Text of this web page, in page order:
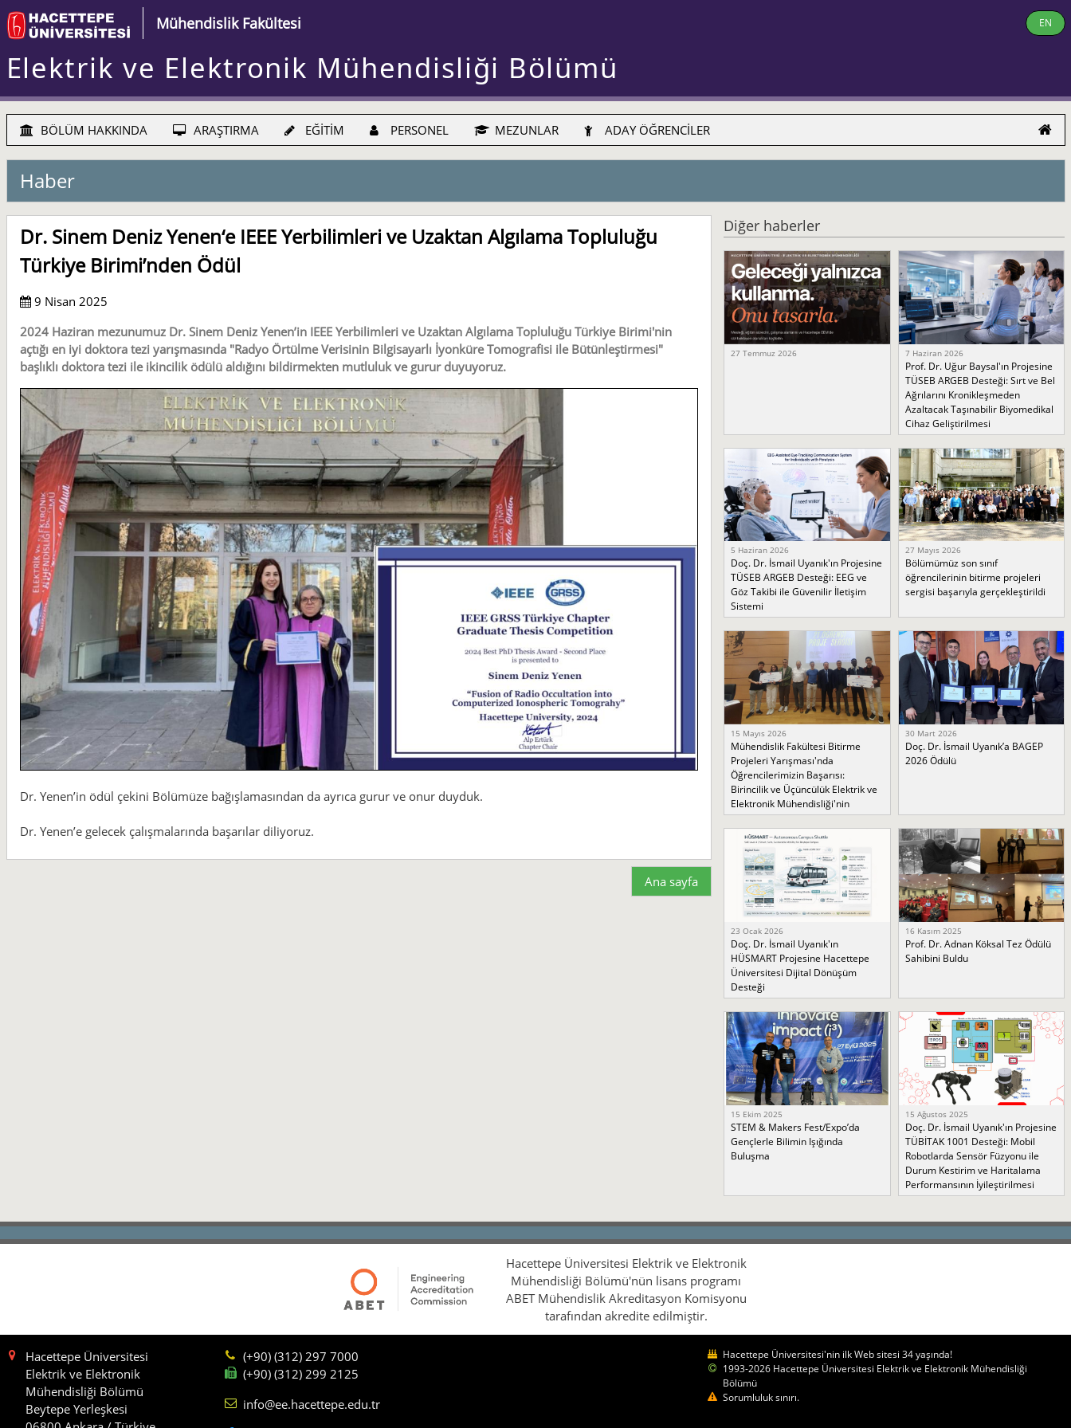
Mühendislik Fakültesi EN
Elektrik ve Elektronik Mühendisliği Bölümü
BÖLÜM HAKKINDA ARAŞTIRMA EĞİTİM PERSONEL MEZUNLAR ADAY ÖĞRENCİLER
Haber
Dr. Sinem Deniz Yenen‘e IEEE Yerbilimleri ve Uzaktan Algılama Topluluğu
Türkiye Birimi’nden Ödül
9 Nisan 2025
2024 Haziran mezunumuz Dr. Sinem Deniz Yenen’in IEEE Yerbilimleri ve Uzaktan Algılama Topluluğu Türkiye Birimi'nin
açtığı en iyi doktora tezi yarışmasında "Radyo Örtülme Verisinin Bilgisayarlı İyonküre Tomografisi ile Bütünleştirmesi"
başlıklı doktora tezi ile ikincilik ödülü aldığını bildirmekten mutluluk ve gurur duyuyoruz.
Dr. Yenen’in ödül çekini Bölümüze bağışlamasından da ayrıca gurur ve onur duyduk.
Dr. Yenen’e gelecek çalışmalarında başarılar diliyoruz.
Ana sayfa
Diğer haberler
27 Temmuz 2026 7 Haziran 2026
Prof. Dr. Uğur Baysal'ın Projesine
TÜSEB ARGEB Desteği: Sırt ve Bel
Ağrılarını Kronikleşmeden
Azaltacak Taşınabilir Biyomedikal
Cihaz Geliştirilmesi
5 Haziran 2026
Doç. Dr. İsmail Uyanık'ın Projesine
TÜSEB ARGEB Desteği: EEG ve
Göz Takibi ile Güvenilir İletişim
Sistemi
27 Mayıs 2026
Bölümümüz son sınıf
öğrencilerinin bitirme projeleri
sergisi başarıyla gerçekleştirildi
15 Mayıs 2026
Mühendislik Fakültesi Bitirme
Projeleri Yarışması'nda
Öğrencilerimizin Başarısı:
Birincilik ve Üçüncülük Elektrik ve
Elektronik Mühendisliği'nin
30 Mart 2026
Doç. Dr. İsmail Uyanık’a BAGEP
2026 Ödülü
23 Ocak 2026
Doç. Dr. İsmail Uyanık'ın
HÜSMART Projesine Hacettepe
Üniversitesi Dijital Dönüşüm
Desteği
16 Kasım 2025
Prof. Dr. Adnan Köksal Tez Ödülü
Sahibini Buldu
15 Ekim 2025
STEM & Makers Fest/Expo’da
Gençlerle Bilimin Işığında
Buluşma
15 Ağustos 2025
Doç. Dr. İsmail Uyanık'ın Projesine
TÜBİTAK 1001 Desteği: Mobil
Robotlarda Sensör Füzyonu ile
Durum Kestirim ve Haritalama
Performansının İyileştirilmesi
Hacettepe Üniversitesi Elektrik ve Elektronik
Mühendisliği Bölümü'nün lisans programı
ABET Mühendislik Akreditasyon Komisyonu
tarafından akredite edilmiştir.
Hacettepe Üniversitesi
Elektrik ve Elektronik
Mühendisliği Bölümü
Beytepe Yerleşkesi
(+90) (312) 297 7000
(+90) (312) 299 2125
info@ee.hacettepe.edu.tr
Hacettepe Üniversitesi'nin ilk Web sitesi 34 yaşında!
1993-2026 Hacettepe Üniversitesi Elektrik ve Elektronik Mühendisliği
Bölümü
Sorumluluk sınırı.